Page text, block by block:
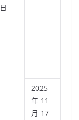
日
2025
年 11
月 17